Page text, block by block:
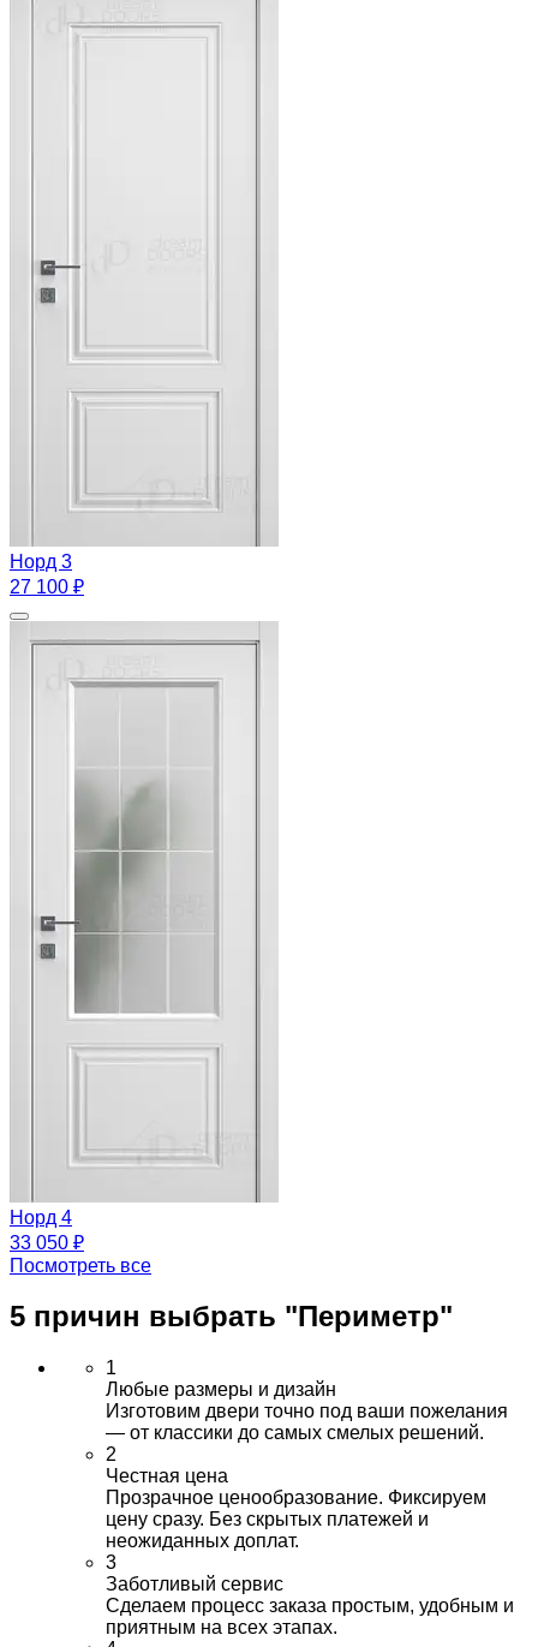
Норд 3
27 100 ₽
Норд 4
33 050 ₽
Посмотреть все
5 причин выбрать "Периметр"
1
Любые размеры и дизайн
Изготовим двери точно под ваши пожелания
— от классики до самых смелых решений.
2
Честная цена
Прозрачное ценообразование. Фиксируем
цену сразу. Без скрытых платежей и
неожиданных доплат.
3
Заботливый сервис
Сделаем процесс заказа простым, удобным и
приятным на всех этапах.